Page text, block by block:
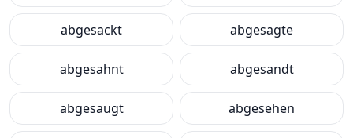
abgesackt abgesagte
abgesahnt abgesandt
abgesaugt abgesehen